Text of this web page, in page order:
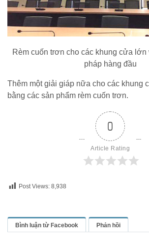
Rèm cuốn trơn cho các khung cửa lớn
pháp hàng đầu
Thêm một giải giáp nữa cho các khung
bằng các sản phẩm rèm cuốn trơn.
0
Article Rating
Post Views: 8,938
Bình luận từ Facebook Phản hồi